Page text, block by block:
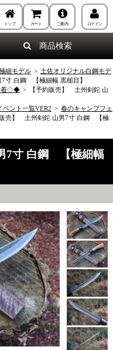
トップ カート ご案内 ログイン
商品検索
細モデル > 土佐オリジナル白鋼モデ
寸 白鋼 【極細幅 黒槌目】
着◇◆ >
【予約販売】 土州剣鉈 山
ベント一覧VER2 > 春のキャンプフェ
販売】 土州剣鉈 山男7寸 白鋼 【極
7寸 白鋼 【極細幅